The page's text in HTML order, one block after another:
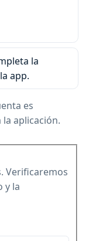
la
app.
es
aplicación.
Verificaremos
y la